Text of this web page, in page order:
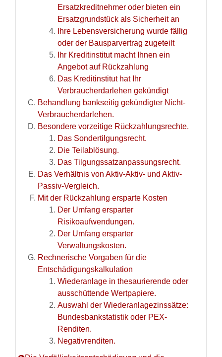
Ersatzkreditnehmer oder bieten ein
Ersatzgrundstück als Sicherheit an
Ihre Lebensversicherung wurde fällig
oder der Bausparvertrag zugeteilt
Ihr Kreditinstitut macht Ihnen ein
Angebot auf Rückzahlung
Das Kreditinstitut hat Ihr
Verbraucherdarlehen gekündigt
Behandlung bankseitig gekündigter Nicht-
Verbraucherdarlehen.
Besondere vorzeitige Rückzahlungsrechte.
Das Sondertilgungsrecht.
Die Teilablösung.
Das Tilgungssatzanpassungsrecht.
Das Verhältnis von Aktiv-Aktiv- und Aktiv-
Passiv-Vergleich.
Mit der Rückzahlung ersparte Kosten
Der Umfang ersparter
Risikoaufwendungen.
Der Umfang ersparter
Verwaltungskosten.
Rechnerische Vorgaben für die
Entschädigungskalkulation
Wiederanlage in thesaurierende oder
ausschüttende Wertpapiere.
Auswahl der Wiederanlagezinssätze:
Bundesbankstatistik oder PEX-
Renditen.
Negativrenditen.